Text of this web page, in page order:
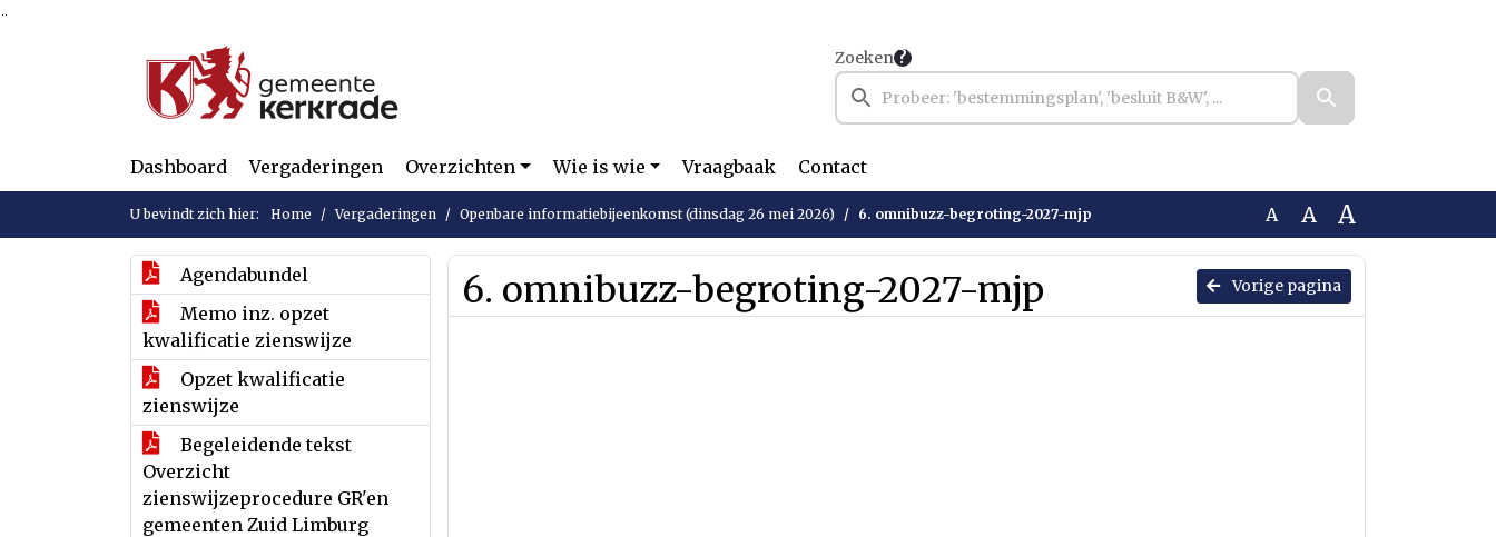
Zoeken
Dashboard Vergaderingen Overzichten Wie is wie Vraagbaak Contact
U bevindt zich hier: Home Vergaderingen Openbare informatiebijeenkomst (dinsdag 26 mei 2026) 6. omnibuzz-begroting-2027-mjp A A A
Agendabundel
Memo inz. opzet
kwalificatie zienswijze
Opzet kwalificatie
zienswijze
Begeleidende tekst
Overzicht
zienswijzeprocedure GR'en
gemeenten Zuid Limburg
Vorige pagina
6. omnibuzz-begroting-2027-mjp